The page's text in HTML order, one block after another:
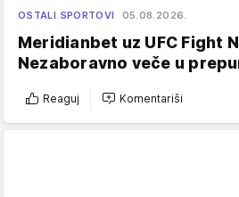
OSTALI SPORTOVI 05.08.2026.
Meridianbet uz UFC Fight
Nezaboravno veče u
Reaguj Komentariši